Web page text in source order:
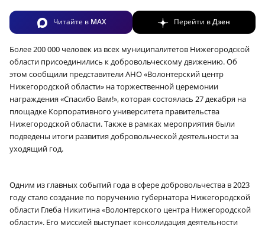
Читайте в MAX Перейти вДзен
Более 200 000 человек из всех муниципалитетов Нижегородской
области присоединились к добровольческому движению. Об
этом сообщили представители АНО «Волонтерский центр
Нижегородской области» на торжественной церемонии
награждения «Спасибо Вам!», которая состоялась 27 декабря на
площадке Корпоративного университета правительства
Нижегородской области. Также в рамках мероприятия были
подведены итоги развития добровольческой деятельности за
уходящий год.
Одним из главных событий года в сфере добровольчества в 2023
году стало создание по поручению губернатора Нижегородской
области Глеба Никитина «Волонтерского центра Нижегородской
области». Его миссией выступает консолидация деятельности